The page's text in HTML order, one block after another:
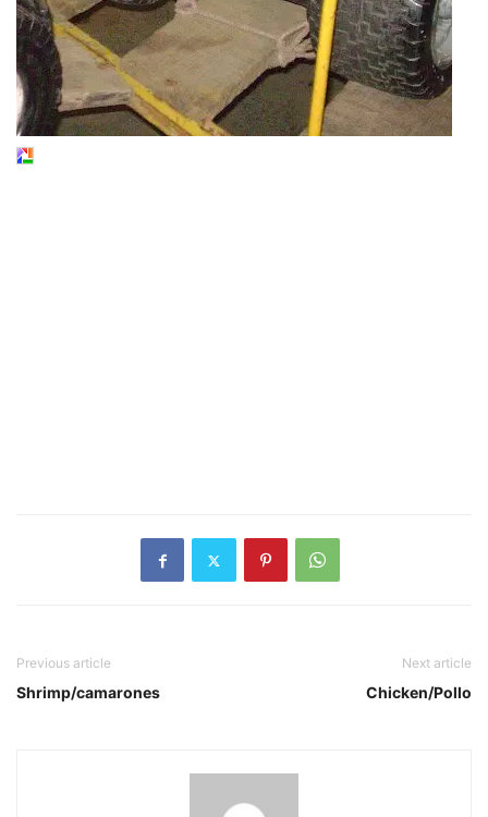
Previous article
Shrimp/camarones
Next article
Chicken/Pollo